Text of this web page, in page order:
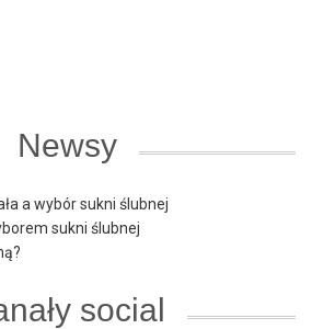
Newsy
a wybór sukni ślubnej
sukni ślubnej
social